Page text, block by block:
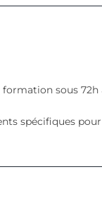
sous 72h
spécifiques